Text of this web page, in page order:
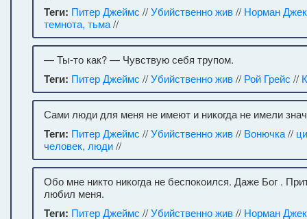
Теги: Питер Джеймс //Убийственно жив// Норман
темнота, тьма//
— Ты-то как? — Чувствую себя трупом.
Теги: Питер Джеймс //Убийственно жив// Рой Грейс //
Сами люди для меня не имеют и никогда не имели
Теги: Питер Джеймс //Убийственно жив// Вонючка//
человек, люди//
Обо мне никто никогда не беспокоился. Даже Бог .
любил меня.
Теги: Питер Джеймс //Убийственно жив// Норман